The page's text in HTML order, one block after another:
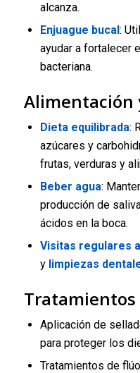
alcanza.
Enjuague bucal :
ayudar a fortalecer
bacteriana.
Alimentación
Dieta equilibrada:
azúcares y
frutas, verduras y
Beber agua:
producción de
ácidos en la boca.
Visitas regulares
y limpiezas
Aplicación de
para proteger los
Tratamientos de